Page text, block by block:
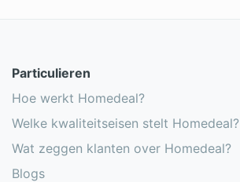
Particulieren
Hoe werkt Homedeal?
Welke kwaliteitseisen stelt Homedeal?
Wat zeggen klanten over Homedeal?
Blogs